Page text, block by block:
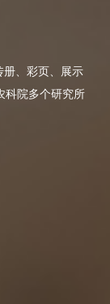
册、彩页、展示
科院多个研究所